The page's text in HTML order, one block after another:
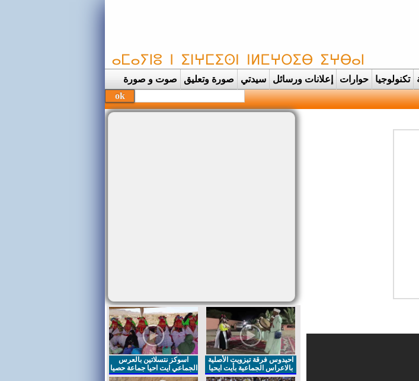
تكنولوجيا حوارات إعلانات ورسائل سيدتي صورة وتعليق صوت و صورة
احيدوس فرقة تيزويت الأصلية
بالاعراس الجماعية بأيت ايحيا
اسوكز نتسلاتين بالعرس
الجماعي ايت احيا جماعة حصيا